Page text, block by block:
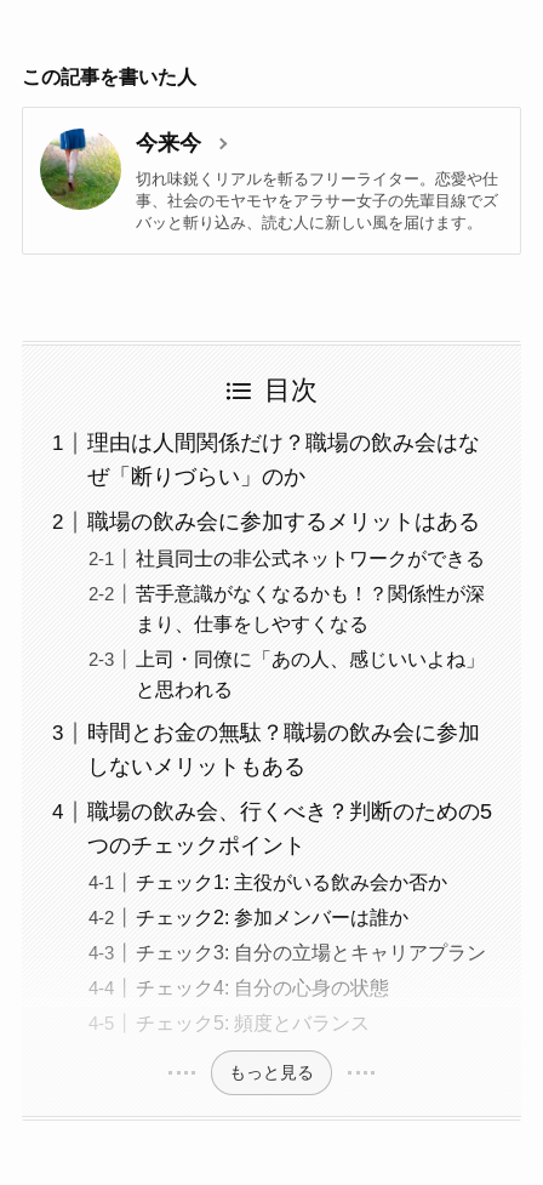
この記事を書いた人
今来今
切れ味鋭くリアルを斬るフリーライター。恋愛や仕
事、社会のモヤモヤをアラサー女子の先輩目線でズ
バッと斬り込み、読む人に新しい風を届けます。
目次
理由は人間関係だけ？職場の飲み会はな
ぜ「断りづらい」のか
職場の飲み会に参加するメリットはある
社員同士の非公式ネットワークができる
苦手意識がなくなるかも！？関係性が深
まり、仕事をしやすくなる
上司・同僚に「あの人、感じいいよね」
と思われる
時間とお金の無駄？職場の飲み会に参加
しないメリットもある
職場の飲み会、行くべき？判断のための5
つのチェックポイント
チェック1: 主役がいる飲み会か否か
チェック2: 参加メンバーは誰か
チェック3: 自分の立場とキャリアプラン
チェック4: 自分の心身の状態
チェック5: 頻度とバランス
もっと見る